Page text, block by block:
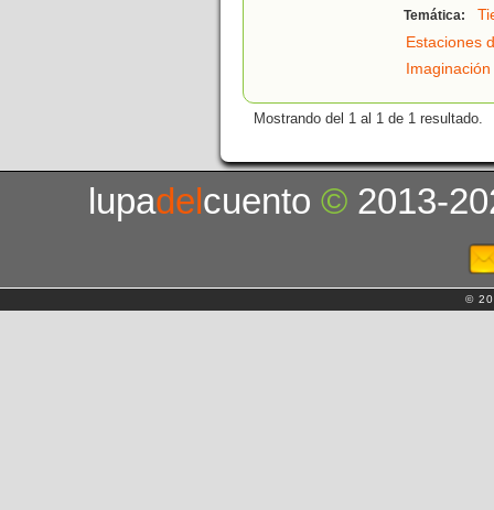
Temática:
Estaciones
Imaginación
Mostrando del 1 al 1 de 1 resultado.
lupadelcuento© 2013-
©